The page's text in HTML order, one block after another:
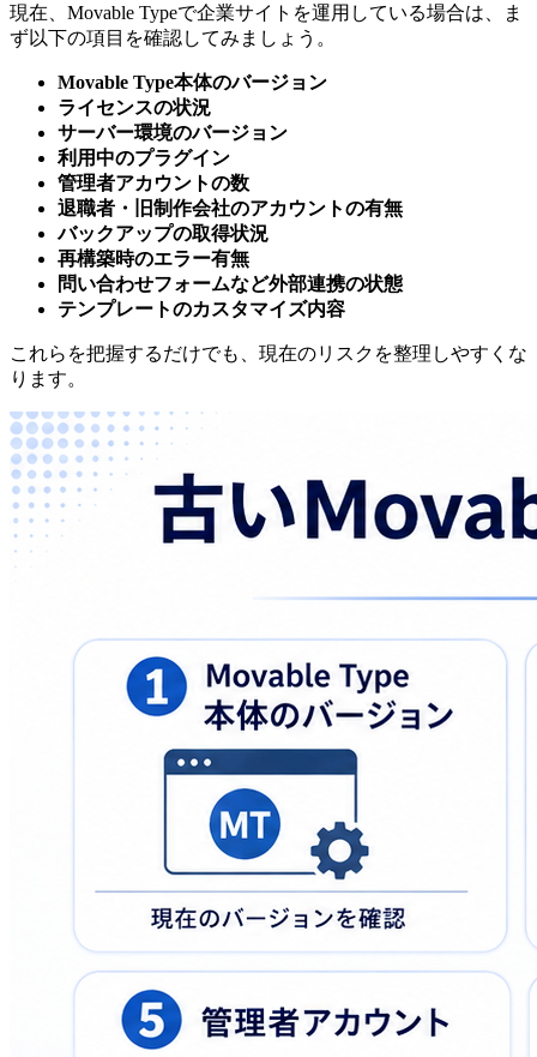
現在、Movable Typeで企業サイトを運用している場合は、ま
ず以下の項目を確認してみましょう。
Movable Type本体のバージョン
ライセンスの状況
サーバー環境のバージョン
利用中のプラグイン
管理者アカウントの数
退職者・旧制作会社のアカウントの有無
バックアップの取得状況
再構築時のエラー有無
問い合わせフォームなど外部連携の状態
テンプレートのカスタマイズ内容
これらを把握するだけでも、現在のリスクを整理しやすくな
ります。